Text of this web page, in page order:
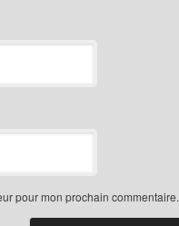
pour mon prochain commentaire.